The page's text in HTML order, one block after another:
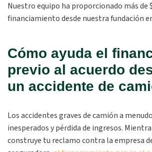
Nuestro equipo ha proporcionado más de
financiamiento desde nuestra fundación
Cómo ayuda el
previo al acuerdo
un accidente de
Los accidentes graves de camión a
inesperados y pérdida de ingresos.
construye tu reclamo contra la empresa